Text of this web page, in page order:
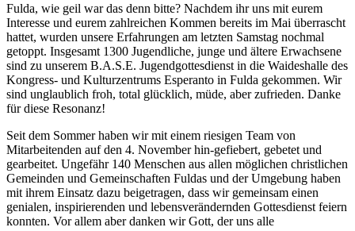
Fulda, wie geil war das denn bitte? Nachdem ihr uns mit eurem
Interesse und eurem zahlreichen Kommen bereits im Mai überrascht
hattet, wurden unsere Erfahrungen am letzten Samstag nochmal
getoppt. Insgesamt 1300 Jugendliche, junge und ältere Erwachsene
sind zu unserem B.A.S.E. Jugendgottesdienst in die Waideshalle des
Kongress- und Kulturzentrums Esperanto in Fulda gekommen. Wir
sind unglaublich froh, total glücklich, müde, aber zufrieden. Danke
für diese Resonanz!
Seit dem Sommer haben wir mit einem riesigen Team von
Mitarbeitenden auf den 4. November hin-gefiebert, gebetet und
gearbeitet. Ungefähr 140 Menschen aus allen möglichen christlichen
Gemeinden und Gemeinschaften Fuldas und der Umgebung haben
mit ihrem Einsatz dazu beigetragen, dass wir gemeinsam einen
genialen, inspirierenden und lebensverändernden Gottesdienst feiern
konnten. Vor allem aber danken wir Gott, der uns alle